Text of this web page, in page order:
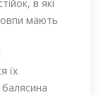
в які
мають
їх